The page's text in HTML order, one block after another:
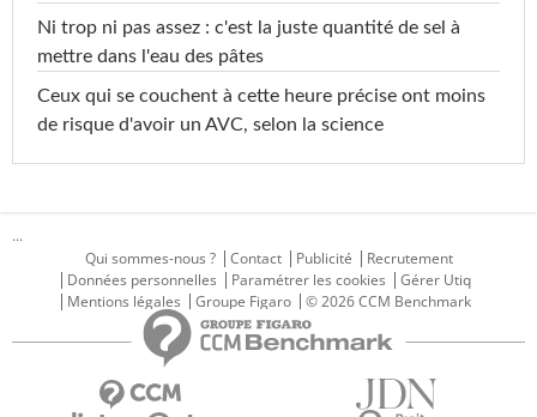
Ni trop ni pas assez : c'est la juste quantité de sel à
mettre dans l'eau des pâtes
Ceux qui se couchent à cette heure précise ont moins
de risque d'avoir un AVC, selon la science
...
Qui sommes-nous ?
Contact Publicité
Recrutement
Données personnelles
Paramétrer les cookies
Gérer Utiq
Mentions légales
Groupe Figaro © 2026 CCM Benchmark